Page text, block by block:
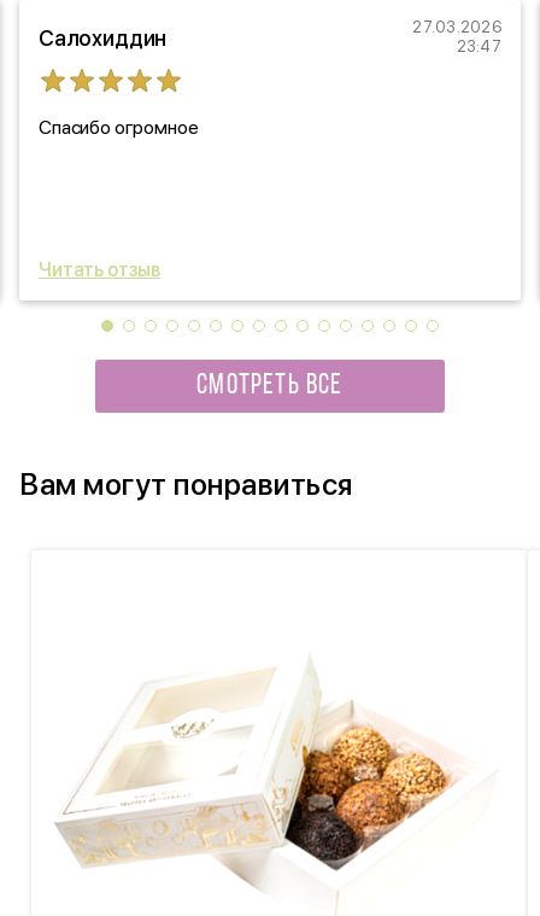
Салохиддин
27.03.2026
23:47
Спасибо огромное
Читать отзыв
СМОТРЕТЬ ВСЕ
Вам могут понравиться